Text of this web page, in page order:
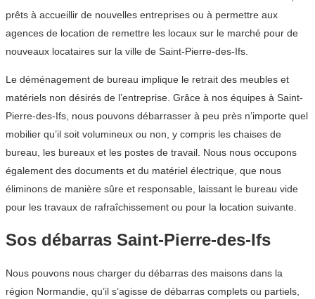
prêts à accueillir de nouvelles entreprises ou à permettre aux
agences de location de remettre les locaux sur le marché pour de
nouveaux locataires sur la ville de Saint-Pierre-des-Ifs.
Le déménagement de bureau implique le retrait des meubles et
matériels non désirés de l’entreprise. Grâce à nos équipes à Saint-
Pierre-des-Ifs, nous pouvons débarrasser à peu près n’importe quel
mobilier qu’il soit volumineux ou non, y compris les chaises de
bureau, les bureaux et les postes de travail. Nous nous occupons
également des documents et du matériel électrique, que nous
éliminons de manière sûre et responsable, laissant le bureau vide
pour les travaux de rafraîchissement ou pour la location suivante.
Sos débarras Saint-Pierre-des-Ifs
Nous pouvons nous charger du débarras des maisons dans la
région Normandie, qu’il s’agisse de débarras complets ou partiels,